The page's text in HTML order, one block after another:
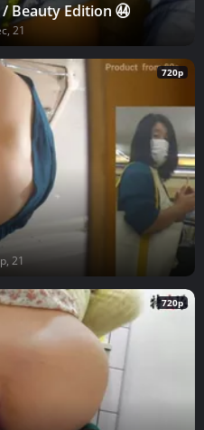
Beauty Edition ㊹
21
720p
21
720p